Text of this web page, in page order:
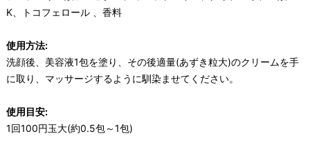
K、トコフェロール 、香料
使用方法:
洗顔後、美容液1包を塗り、その後適量(あずき粒大)のクリームを手
に取り、マッサージするように馴染ませてください。
使用目安:
1回100円玉大(約0.5包～1包)